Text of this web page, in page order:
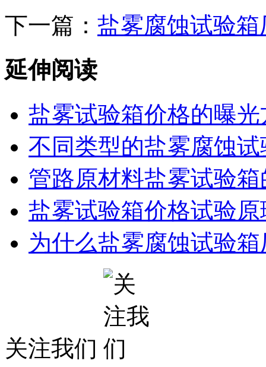
下一篇： 盐雾腐蚀试验
延伸阅读
盐雾试验箱价格的曝光
不同类型的盐雾腐蚀试
管路原材料盐雾试验箱
盐雾试验箱价格试验原
为什么盐雾腐蚀试验箱
关注我们